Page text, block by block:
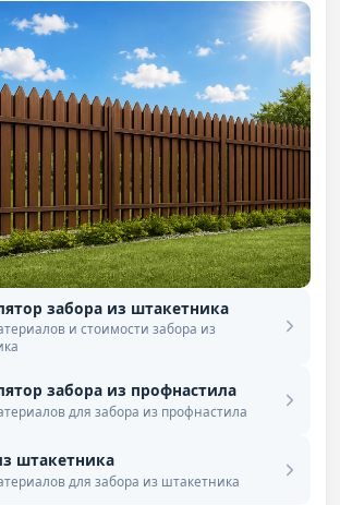
забора из штакетника
и стоимости забора из
забора из профнастила
для забора из профнастила
штакетника
для забора из штакетника